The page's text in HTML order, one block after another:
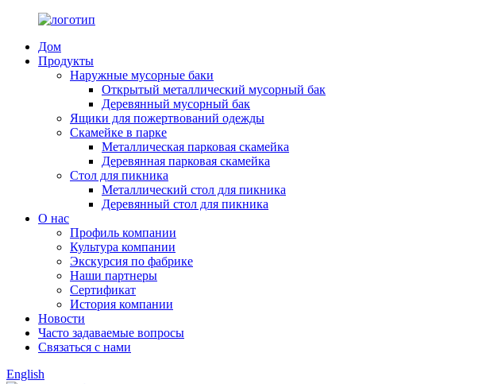
Дом
Продукты
Наружные мусорные баки
Открытый металлический мусорный бак
Деревянный мусорный бак
Ящики для пожертвований одежды
Скамейке в парке
Металлическая парковая скамейка
Деревянная парковая скамейка
Стол для пикника
Металлический стол для пикника
Деревянный стол для пикника
О нас
Профиль компании
Культура компании
Экскурсия по фабрике
Наши партнеры
Сертификат
История компании
Новости
Часто задаваемые вопросы
Связаться с нами
English